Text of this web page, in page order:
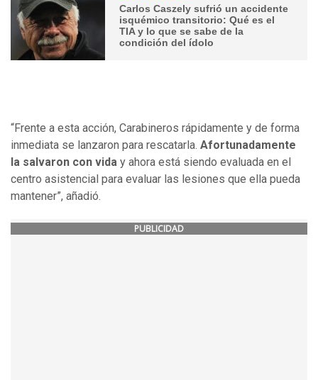
Carlos Caszely sufrió un accidente
isquémico transitorio: Qué es el
TIA y lo que se sabe de la
condición del ídolo
“Frente a esta acción, Carabineros rápidamente y de forma
inmediata se lanzaron para rescatarla. Afortunadamente
la salvaron con vida y ahora está siendo evaluada en el
centro asistencial para evaluar las lesiones que ella pueda
mantener”, añadió.
PUBLICIDAD